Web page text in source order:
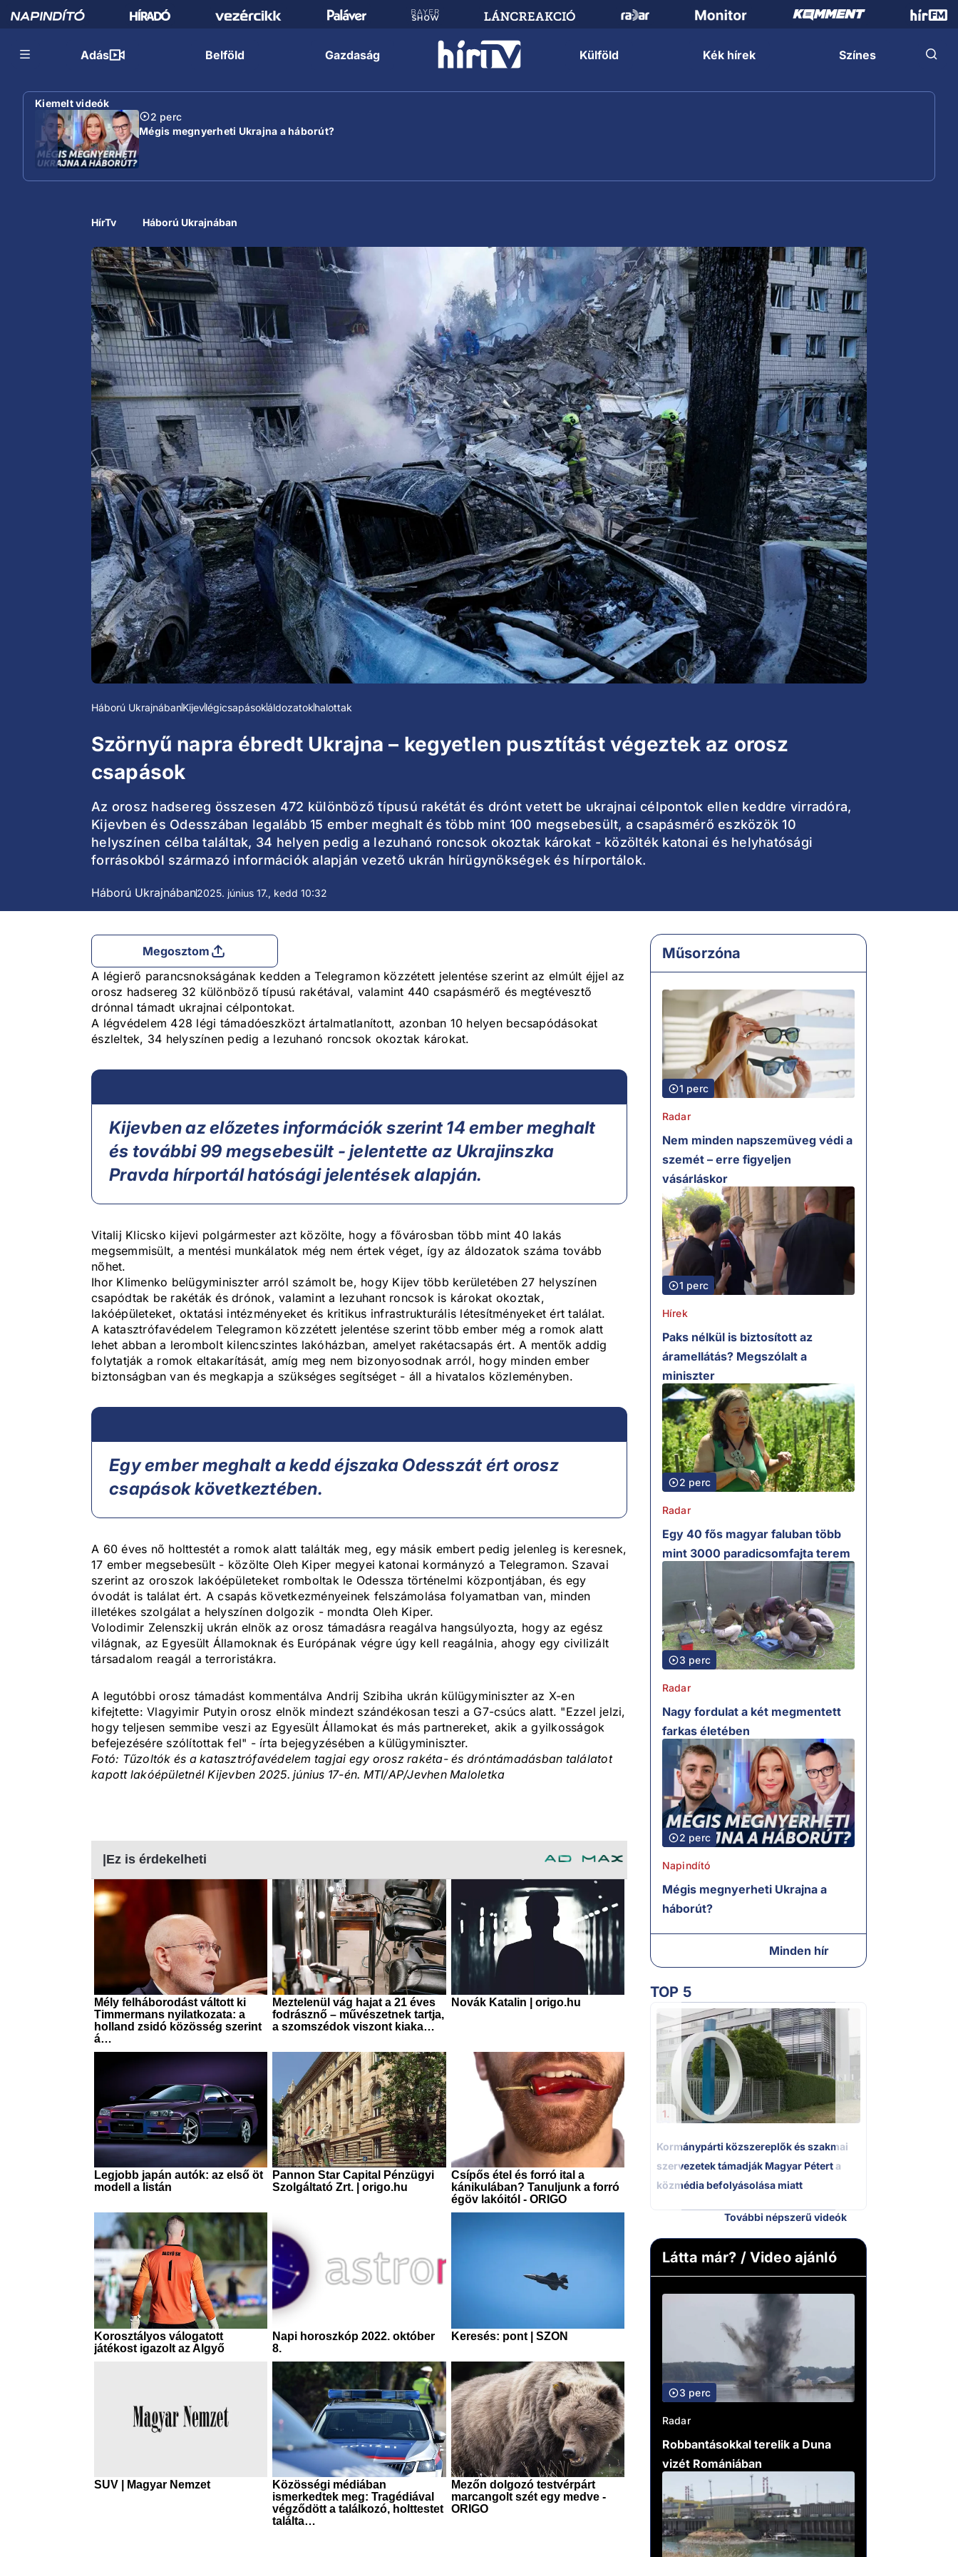
Adás Belföld Gazdaság Külföld Kék hírek Színes
Kiemelt videók
2 perc
Mégis megnyerheti Ukrajna a háborút?
HírTv Háború Ukrajnában
Háború UkrajnábanKijevlégicsapásokáldozatokhalottak
Szörnyű napra ébredt Ukrajna – kegyetlen pusztítást végeztek az orosz
csapások
Az orosz hadsereg összesen 472 különböző típusú rakétát és drónt vetett be ukrajnai célpontok ellen keddre virradóra,
Kijevben és Odesszában legalább 15 ember meghalt és több mint 100 megsebesült, a csapásmérő eszközök 10
helyszínen célba találtak, 34 helyen pedig a lezuhanó roncsok okoztak károkat - közölték katonai és helyhatósági
forrásokból származó információk alapján vezető ukrán hírügynökségek és hírportálok.
Háború Ukrajnában2025. június 17., kedd 10:32
Megosztom
A légierő parancsnokságának kedden a Telegramon közzétett jelentése szerint az elmúlt éjjel az
orosz hadsereg 32 különböző típusú rakétával, valamint 440 csapásmérő és megtévesztő
drónnal támadt ukrajnai célpontokat.
A légvédelem 428 légi támadóeszközt ártalmatlanított, azonban 10 helyen becsapódásokat
észleltek, 34 helyszínen pedig a lezuhanó roncsok okoztak károkat.
Kijevben az előzetes információk szerint 14 ember meghalt
és további 99 megsebesült - jelentette az Ukrajinszka
Pravda hírportál hatósági jelentések alapján.
Vitalij Klicsko kijevi polgármester azt közölte, hogy a fővárosban több mint 40 lakás
megsemmisült, a mentési munkálatok még nem értek véget, így az áldozatok száma tovább
nőhet.
Ihor Klimenko belügyminiszter arról számolt be, hogy Kijev több kerületében 27 helyszínen
csapódtak be rakéták és drónok, valamint a lezuhant roncsok is károkat okoztak,
lakóépületeket, oktatási intézményeket és kritikus infrastrukturális létesítményeket ért találat.
A katasztrófavédelem Telegramon közzétett jelentése szerint több ember még a romok alatt
lehet abban a lerombolt kilencszintes lakóházban, amelyet rakétacsapás ért. A mentők addig
folytatják a romok eltakarítását, amíg meg nem bizonyosodnak arról, hogy minden ember
biztonságban van és megkapja a szükséges segítséget - áll a hivatalos közleményben.
Egy ember meghalt a kedd éjszaka Odesszát ért orosz
csapások következtében.
A 60 éves nő holttestét a romok alatt találták meg, egy másik embert pedig jelenleg is keresnek,
17 ember megsebesült - közölte Oleh Kiper megyei katonai kormányzó a Telegramon. Szavai
szerint az oroszok lakóépületeket romboltak le Odessza történelmi központjában, és egy
óvodát is találat ért. A csapás következményeinek felszámolása folyamatban van, minden
illetékes szolgálat a helyszínen dolgozik - mondta Oleh Kiper.
Volodimir Zelenszkij ukrán elnök az orosz támadásra reagálva hangsúlyozta, hogy az egész
világnak, az Egyesült Államoknak és Európának végre úgy kell reagálnia, ahogy egy civilizált
társadalom reagál a terroristákra.
A legutóbbi orosz támadást kommentálva Andrij Szibiha ukrán külügyminiszter az X-en
kifejtette: Vlagyimir Putyin orosz elnök mindezt szándékosan teszi a G7-csúcs alatt. "Ezzel jelzi,
hogy teljesen semmibe veszi az Egyesült Államokat és más partnereket, akik a gyilkosságok
befejezésére szólítottak fel" - írta bejegyzésében a külügyminiszter.
Fotó: Tűzoltók és a katasztrófavédelem tagjai egy orosz rakéta- és dróntámadásban találatot
kapott lakóépületnél Kijevben 2025. június 17-én. MTI/AP/Jevhen Maloletka
Műsorzóna
1 perc
Radar
Nem minden napszemüveg védi a
szemét – erre figyeljen
vásárláskor
1 perc
Hírek
Paks nélkül is biztosított az
áramellátás? Megszólalt a
miniszter
2 perc
Radar
Egy 40 fős magyar faluban több
mint 3000 paradicsomfajta terem
3 perc
Radar
Nagy fordulat a két megmentett
farkas életében
2 perc
Napindító
Mégis megnyerheti Ukrajna a
háborút?
Minden hír
TOP 5
1.
Kormánypárti közszereplők és szakmai
szervezetek támadják Magyar Pétert a
közmédia befolyásolása miatt
További népszerű videók
Látta már? / Video ajánló
3 perc
Radar
Robbantásokkal terelik a Duna
vizét Romániában